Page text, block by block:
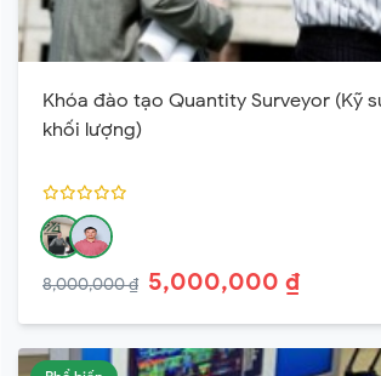
Khóa đào tạo Quantity Surveyor (Kỹ
khối lượng)
8,000,000 ₫ 5,000,000 ₫